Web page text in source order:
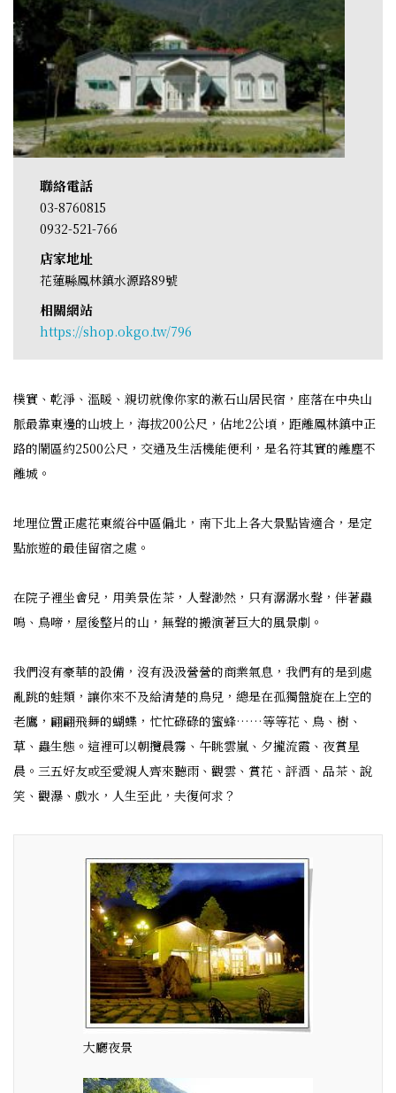
聯絡電話
03-8760815
0932-521-766
店家地址
花蓮縣鳳林鎮水源路89號
相關網站
https://shop.okgo.tw/796
樸實、乾淨、溫暖、親切就像你家的漱石山居民宿，座落在中央山
脈最靠東邊的山坡上，海拔200公尺，佔地2公頃，距離鳳林鎮中正
路的鬧區約2500公尺，交通及生活機能便利，是名符其實的離塵不
離城。
地理位置正處花東縱谷中區偏北，南下北上各大景點皆適合，是定
點旅遊的最佳留宿之處。
在院子裡坐會兒，用美景佐茶，人聲渺然，只有潺潺水聲，伴著蟲
鳴、鳥啼，屋後整片的山，無聲的搬演著巨大的風景劇。
我們沒有豪華的設備，沒有汲汲營營的商業氣息，我們有的是到處
亂跳的蛙類，讓你來不及給清楚的鳥兒，總是在孤獨盤旋在上空的
老鷹，翩翩飛舞的蝴蝶，忙忙碌碌的蜜蜂……等等花、鳥、樹、
草、蟲生態。這裡可以朝攬晨霧、午眺雲嵐、夕攏流霞、夜賞星
晨。三五好友或至愛親人齊來聽雨、觀雲、賞花、評酒、品茶、說
笑、觀瀑、戲水，人生至此，夫復何求？
大廳夜景